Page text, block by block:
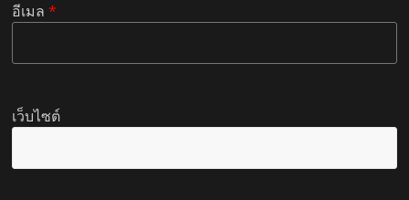
อีเมล*
เว็บไซต์